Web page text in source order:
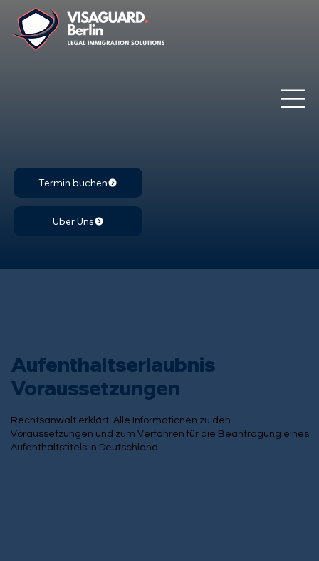
Termin buchen
Über Uns
Aufenthaltserlaubnis
Voraussetzungen
Rechtsanwalt erklärt: Alle Informationen zu den
Voraussetzungen und zum Verfahren für die Beantragung eines
Aufenthaltstitels in Deutschland.